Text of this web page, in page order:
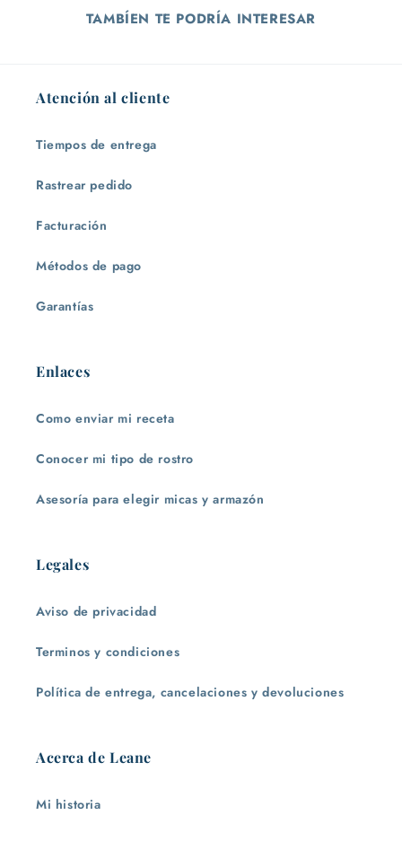
TAMBÍEN TE PODRÍA INTERESAR
Atención al cliente
Tiempos de entrega
Rastrear pedido
Facturación
Métodos de pago
Garantías
Enlaces
Como enviar mi receta
Conocer mi tipo de rostro
Asesoría para elegir micas y armazón
Legales
Aviso de privacidad
Terminos y condiciones
Política de entrega, cancelaciones y devoluciones
Acerca de Leane
Mi historia